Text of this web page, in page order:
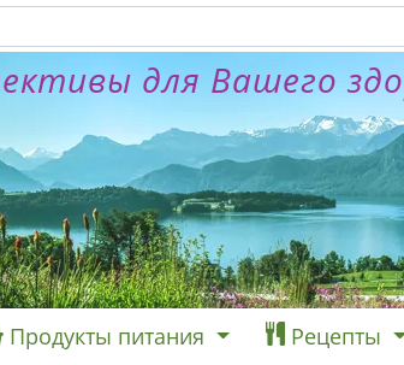
для Вашего
Продукты питания Рецепты